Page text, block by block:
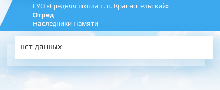
ГУО «Средняя школа г. п. Красносельский»
Отряд
Наследники Памяти
нет данных